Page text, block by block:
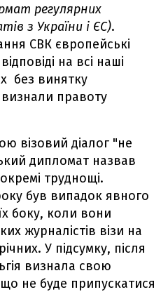
регулярних
з України і ЄС).
СВК європейські
на всі наші
без винятку
правоту
візовий діалог "не
дипломат назвав
труднощі.
був випадок явного
боку, коли вони
журналістів візи на
У підсумку, після
визнала свою
не буде припускатися